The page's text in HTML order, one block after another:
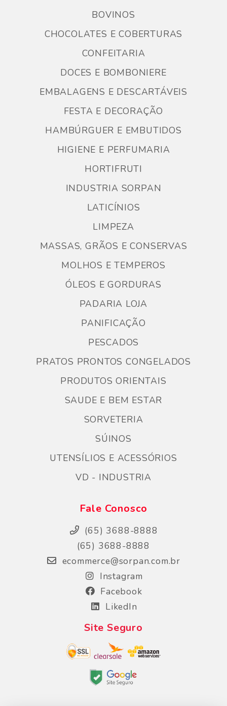
BOVINOS
CHOCOLATES E COBERTURAS
CONFEITARIA
DOCES E BOMBONIERE
EMBALAGENS E DESCARTÁVEIS
FESTA E DECORAÇÃO
HAMBÚRGUER E EMBUTIDOS
HIGIENE E PERFUMARIA
HORTIFRUTI
INDUSTRIA SORPAN
LATICÍNIOS
LIMPEZA
MASSAS, GRÃOS E CONSERVAS
MOLHOS E TEMPEROS
ÓLEOS E GORDURAS
PADARIA LOJA
PANIFICAÇÃO
PESCADOS
PRATOS PRONTOS CONGELADOS
PRODUTOS ORIENTAIS
SAUDE E BEM ESTAR
SORVETERIA
SÚINOS
UTENSÍLIOS E ACESSÓRIOS
VD - INDUSTRIA
Fale Conosco
(65) 3688-8888
(65) 3688-8888
ecommerce@sorpan.com.br
Instagram
Facebook
LikedIn
Site Seguro